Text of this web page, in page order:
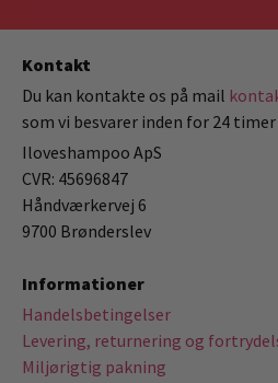
Kontakt
Du kan kontakte os på mail
som vi besvarer inden for 24 timer
Iloveshampoo ApS
CVR: 45696847
Håndværkervej 6
9700 Brønderslev
Informationer
Handelsbetingelser
Levering, returnering og
Miljørigtig pakning